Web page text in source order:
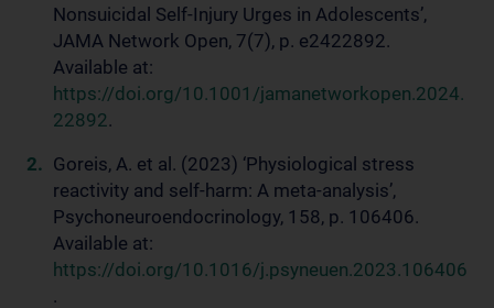
Nonsuicidal Self-Injury Urges in Adolescents’,
JAMA Network Open, 7(7), p. e2422892.
Available at:
https://doi.org/10.1001/jamanetworkopen.2024.
22892.
Goreis, A. et al. (2023) ‘Physiological stress
reactivity and self-harm: A meta-analysis’,
Psychoneuroendocrinology, 158, p. 106406.
Available at:
https://doi.org/10.1016/j.psyneuen.2023.106406
.